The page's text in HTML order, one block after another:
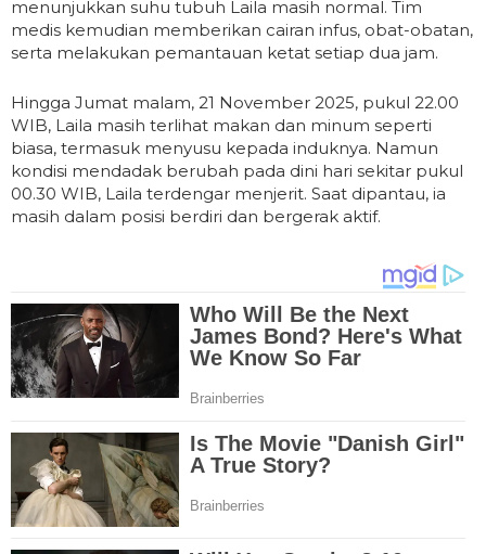
menunjukkan suhu tubuh Laila masih normal. Tim
medis kemudian memberikan cairan infus, obat-obatan,
serta melakukan pemantauan ketat setiap dua jam.
Hingga Jumat malam, 21 November 2025, pukul 22.00
WIB, Laila masih terlihat makan dan minum seperti
biasa, termasuk menyusu kepada induknya. Namun
kondisi mendadak berubah pada dini hari sekitar pukul
00.30 WIB, Laila terdengar menjerit. Saat dipantau, ia
masih dalam posisi berdiri dan bergerak aktif.